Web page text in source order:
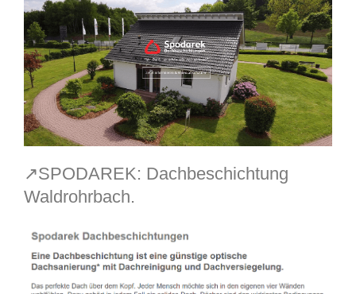
↗️SPODAREK: Dachbeschichtung
Waldrohrbach.